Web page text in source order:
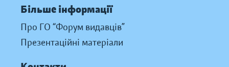
Більше інформації
Про ГО “Форум видавців”
Презентаційні матеріали